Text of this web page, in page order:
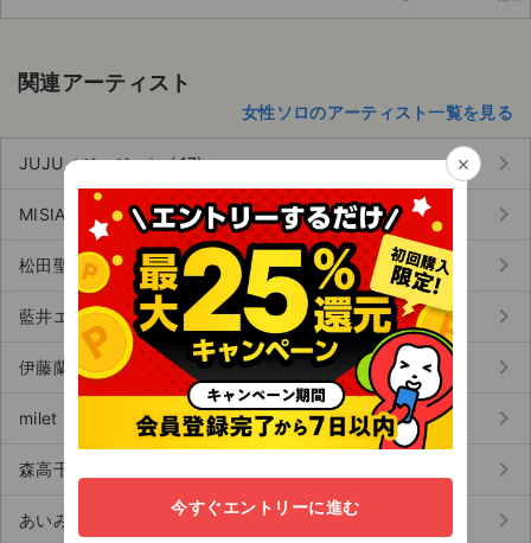
関連アーティスト
女性ソロのアーティスト一覧を見る
JUJU（ジュジュ） (47) keyboard_arrow_right
MISIA（ミーシャ） (15) keyboard_arrow_right
松田聖子 (153) keyboard_arrow_right
藍井エイル (9) keyboard_arrow_right
伊藤蘭 (10) keyboard_arrow_right
milet（ミレイ） (197) keyboard_arrow_right
森高千里 (37) keyboard_arrow_right
あいみょん (49) keyboard_arrow_right
×
今すぐエントリーに進む